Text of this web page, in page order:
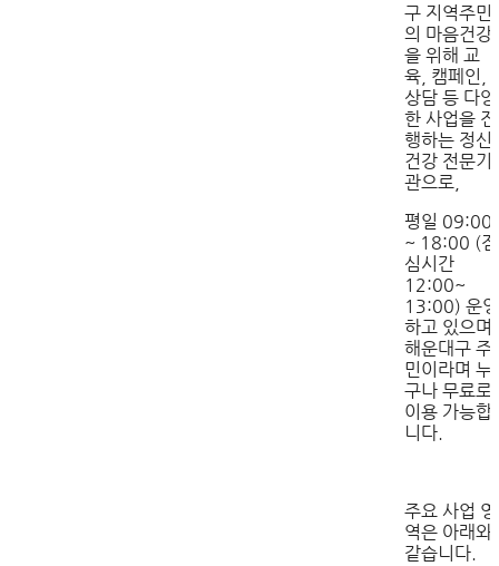
구 지역주민
의 마음건강
을 위해 교
육, 캠페인,
상담 등 다양
한 사업을 진
행하는 정신
건강 전문기
관으로,
평일 09:00
~ 18:00 (점
심시간
12:00~
13:00) 운영
하고 있으며
해운대구 주
민이라며 누
구나 무료로
이용 가능합
니다.
주요 사업 영
역은 아래와
같습니다.